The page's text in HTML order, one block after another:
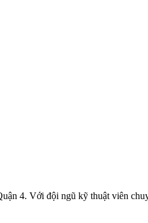
4. Với đội ngũ kỹ thuật viên